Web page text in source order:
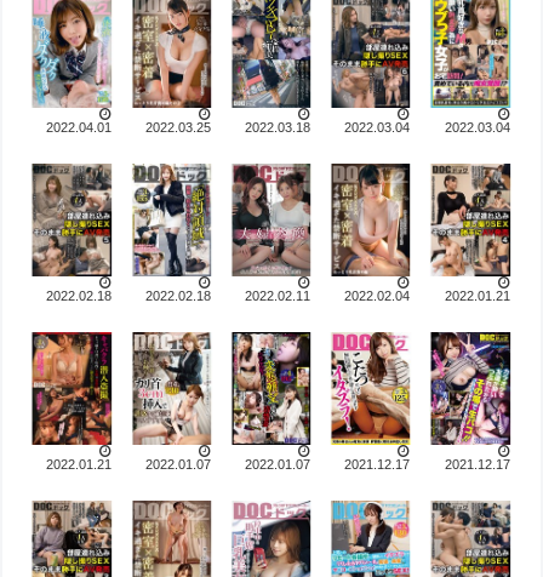
2022.04.01 2022.03.25 2022.03.18 2022.03.04 2022.03.04
2022.02.18 2022.02.18 2022.02.11 2022.02.04 2022.01.21
2022.01.21 2022.01.07 2022.01.07 2021.12.17 2021.12.17